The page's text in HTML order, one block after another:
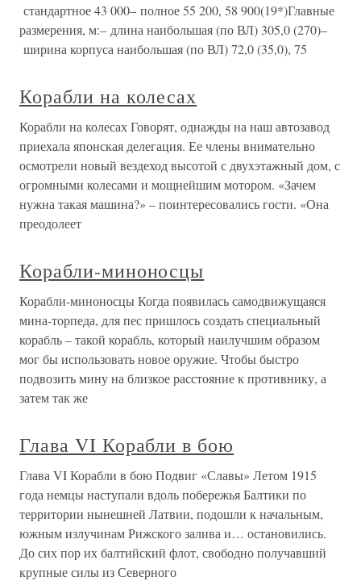
стандартное 43 000– полное 55 200, 58 900(19*)Главные
размерения, м:– длина наибольшая (по ВЛ) 305,0 (270)–
ширина корпуса наибольшая (по ВЛ) 72,0 (35,0), 75
Корабли на колесах
Корабли на колесах Говорят, однажды на наш автозавод
приехала японская делегация. Ее члены внимательно
осмотрели новый вездеход высотой с двухэтажный дом, с
огромными колесами и мощнейшим мотором. «Зачем
нужна такая машина?» – поинтересовались гости. «Она
преодолеет
Корабли-миноносцы
Корабли-миноносцы Когда появилась самодвижущаяся
мина-торпеда, для пес пришлось создать специальный
корабль – такой корабль, который наилучшим образом
мог бы использовать новое оружие. Чтобы быстро
подвозить мину на близкое расстояние к противнику, а
затем так же
Глава VI Корабли в бою
Глава VI Корабли в бою Подвиг «Славы» Летом 1915
года немцы наступали вдоль побережья Балтики по
территории нынешней Латвии, подошли к начальным,
южным излучинам Рижского залива и… остановились.
До сих пор их балтийский флот, свободно получавший
крупные силы из Северного